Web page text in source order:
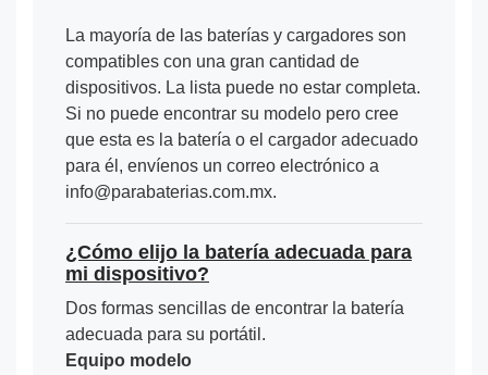
La mayoría de las baterías y cargadores son
compatibles con una gran cantidad de
dispositivos. La lista puede no estar completa.
Si no puede encontrar su modelo pero cree
que esta es la batería o el cargador adecuado
para él, envíenos un correo electrónico a
info@parabaterias.com.mx.
¿Cómo elijo la batería adecuada para
mi dispositivo?
Dos formas sencillas de encontrar la batería
adecuada para su portátil.
Equipo modelo